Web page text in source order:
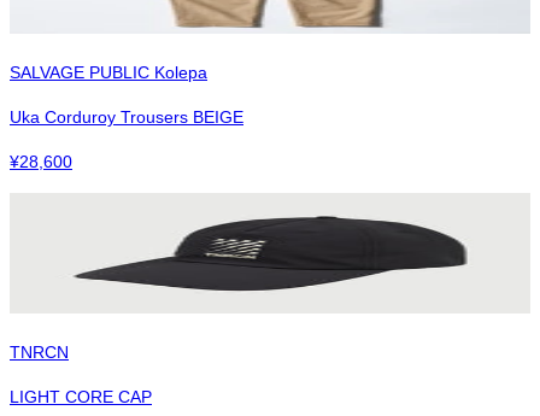
SALVAGE PUBLIC Kolepa
Uka Corduroy Trousers BEIGE
¥28,600
TNRCN
LIGHT CORE CAP